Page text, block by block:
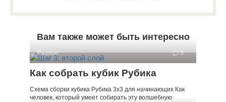
Вам также может быть интересно
Разное 3
Как собрать кубик Рубика
Схема сборки кубика Рубика 3х3 для начинающих Как
человек, который умеет собирать эту волшебную